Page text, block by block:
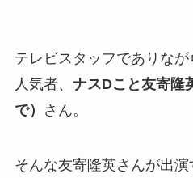
テレビスタッフでありな
人気者、 ナスDこと友寄隆
で）
さん。
そんな友寄隆英さんが出